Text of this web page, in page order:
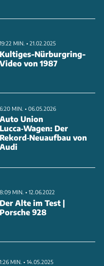
19:22 MIN. • 21.02.2025
Kultiges-Nürburgring-
Video von 1987
6:20 MIN. • 06.05.2026
Auto Union
Lucca‑Wagen: Der
Rekord‑Neuaufbau von
Audi
8:09 MIN. • 12.06.2022
Der Alte im Test |
Porsche 928
1:26 MIN. • 14.05.2025